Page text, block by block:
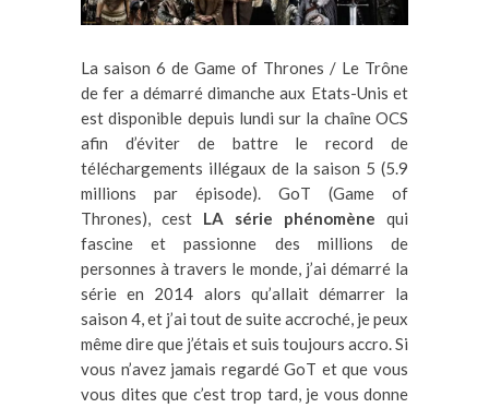
La saison 6 de Game of Thrones / Le Trône
de fer a démarré dimanche aux Etats-Unis et
est disponible depuis lundi sur la chaîne OCS
afin d’éviter de battre le record de
téléchargements illégaux de la saison 5 (5.9
millions par épisode). GoT (Game of
Thrones), cest LA série phénomène qui
fascine et passionne des millions de
personnes à travers le monde, j’ai démarré la
série en 2014 alors qu’allait démarrer la
saison 4, et j’ai tout de suite accroché, je peux
même dire que j’étais et suis toujours accro. Si
vous n’avez jamais regardé GoT et que vous
vous dites que c’est trop tard, je vous donne